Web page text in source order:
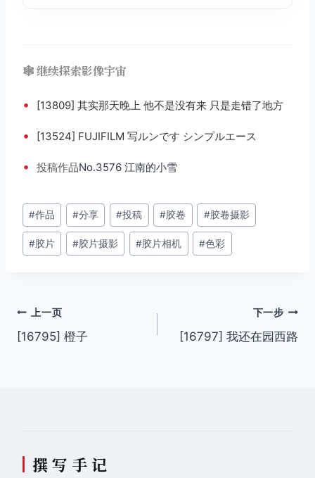
🕸️ 继续探索影像宇宙
• [13809] 其实那天晚上 他不是没有来 只是走错了地方 ​​​​
• [13524] FUJIFILM 写ルンです シンプルエース
• 投稿作品No.3576 江南的小雪
文
章
标
#作品 #分享 #投稿 #胶卷 #胶卷摄影
#胶片 #胶片摄影 #胶片相机 #色彩
文
章
上一页
[16795] 橙子
下一步
[16797] 我还在园西路
撰 写 手 记